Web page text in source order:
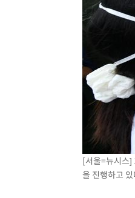
[속보]與 당대
"일본축구협회,
[속보]장은수,
"얼마나 더웠으
손흥민, 68분 뛰
'2경기 연속 침묵'
이강인, 오늘 서
'여긴 20도, 저긴 50
콜롬비아 신임 우파
튀르키예 외무장관,
이군이 불법 군시설
[서울=뉴시스]
을 진행하고